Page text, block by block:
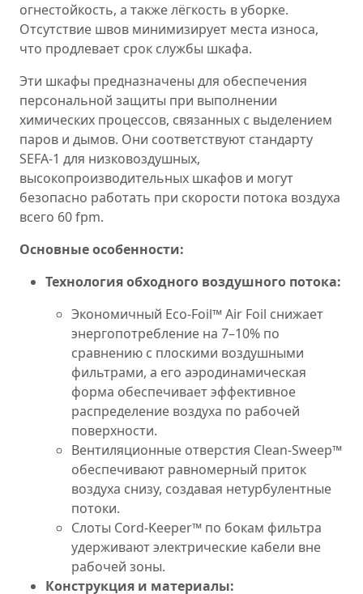
огнестойкость, а также лёгкость в уборке.
Отсутствие швов минимизирует места износа,
что продлевает срок службы шкафа.
Эти шкафы предназначены для обеспечения
персональной защиты при выполнении
химических процессов, связанных с выделением
паров и дымов. Они соответствуют стандарту
SEFA-1 для низковоздушных,
высокопроизводительных шкафов и могут
безопасно работать при скорости потока воздуха
всего 60 fpm.
Основные особенности:
Технология обходного воздушного потока:
Экономичный Eco-Foil™ Air Foil снижает
энергопотребление на 7–10% по
сравнению с плоскими воздушными
фильтрами, а его аэродинамическая
форма обеспечивает эффективное
распределение воздуха по рабочей
поверхности.
Вентиляционные отверстия Clean-Sweep™
обеспечивают равномерный приток
воздуха снизу, создавая нетурбулентные
потоки.
Слоты Cord-Keeper™ по бокам фильтра
удерживают электрические кабели вне
рабочей зоны.
Конструкция и материалы: